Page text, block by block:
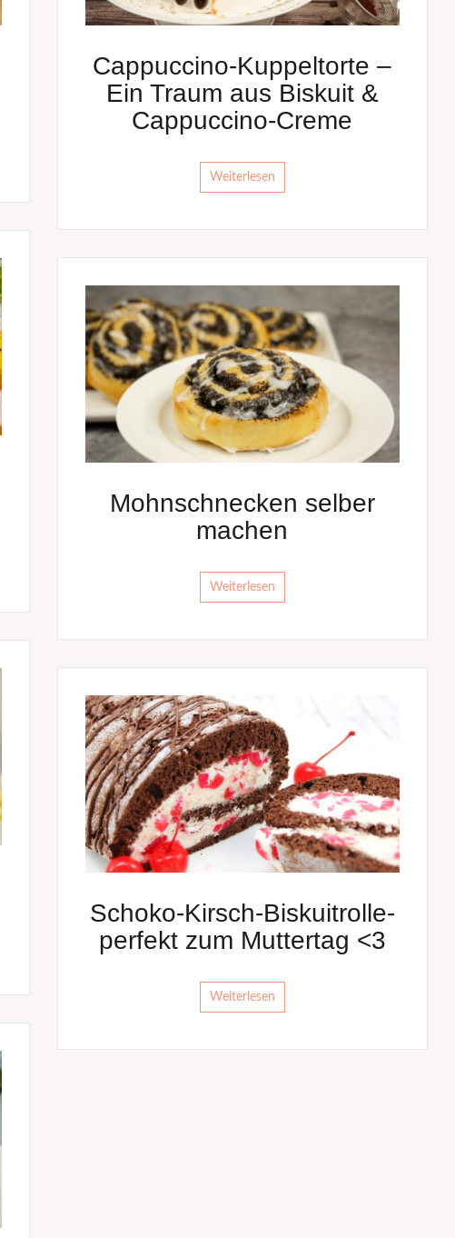
Cappuccino-Kuppeltorte –
Ein Traum aus Biskuit &
Cappuccino-Creme
Weiterlesen
Mohnschnecken selber
machen
Weiterlesen
Schoko-Kirsch-Biskuitrolle-
perfekt zum Muttertag <3
Weiterlesen